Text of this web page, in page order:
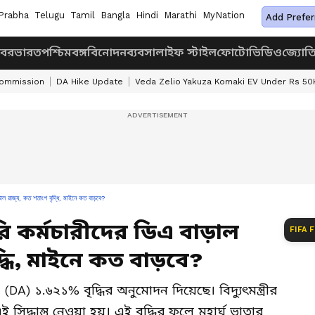
Telugu Tamil Bangla Hindi Marathi MyNation Add
ভারতপশ্চিমবঙ্গবিনোদনব্যবসালাইফ স্টাইলফোটোভিডিও
DA Hike Update Veda Zelio Yakuza Komaki EV Under Rs
রাজ্য, কত শতাংশ বৃদ্ধি, মাইনে কত বাড়বে?
ডিএ বাড়াল
মাইনে কত বাড়বে?
১.৬২১% বৃদ্ধির অনুমোদন দিয়েছে। বিদ্যুৎমন্ত্রীর
নেওয়া হয়। এই বৃদ্ধির ফলে মহার্ঘ ভাতার
FIFA